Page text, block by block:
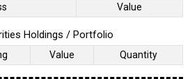
Value
Holdings / Portfolio
Value Quantity